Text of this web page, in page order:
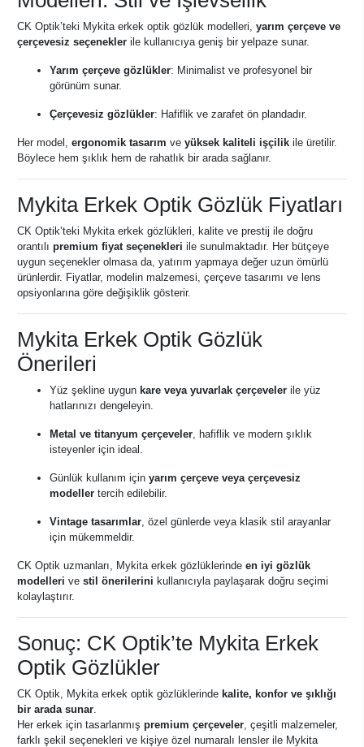
CK Optik’teki Mykita erkek optik gözlük modelleri, yarım çerçeve ve
çerçevesiz seçenekler ile kullanıcıya geniş bir yelpaze sunar.
Yarım çerçeve gözlükler: Minimalist ve profesyonel bir
görünüm sunar.
Çerçevesiz gözlükler: Hafiflik ve zarafet ön plandadır.
Her model, ergonomik tasarım ve yüksek kaliteli işçilik ile üretilir.
Böylece hem şıklık hem de rahatlık bir arada sağlanır.
Mykita Erkek Optik Gözlük Fiyatları
CK Optik’teki Mykita erkek gözlükleri, kalite ve prestij ile doğru
orantılı premium fiyat seçenekleri ile sunulmaktadır. Her bütçeye
uygun seçenekler olmasa da, yatırım yapmaya değer uzun ömürlü
ürünlerdir. Fiyatlar, modelin malzemesi, çerçeve tasarımı ve lens
opsiyonlarına göre değişiklik gösterir.
Mykita Erkek Optik Gözlük
Önerileri
Yüz şekline uygun kare veya yuvarlak çerçeveler ile yüz
hatlarınızı dengeleyin.
Metal ve titanyum çerçeveler, hafiflik ve modern şıklık
isteyenler için ideal.
Günlük kullanım için yarım çerçeve veya çerçevesiz
modeller tercih edilebilir.
Vintage tasarımlar, özel günlerde veya klasik stil arayanlar
için mükemmeldir.
CK Optik uzmanları, Mykita erkek gözlüklerinde en iyi gözlük
modelleri ve stil önerilerini kullanıcıyla paylaşarak doğru seçimi
kolaylaştırır.
Sonuç: CK Optik’te Mykita Erkek
Optik Gözlükler
CK Optik, Mykita erkek optik gözlüklerinde kalite, konfor ve şıklığı
bir arada sunar.
Her erkek için tasarlanmış premium çerçeveler, çeşitli malzemeler,
farklı şekil seçenekleri ve kişiye özel numaralı lensler ile Mykita